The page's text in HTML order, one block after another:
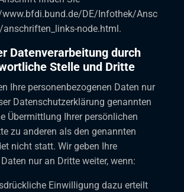
DE/Infothek/Ansc
node.html.
Datenverarbeitung durch
Stelle und Dritte
Ihre personenbezogenen Daten nur
Datenschutzerklärung genannten
Übermittlung Ihrer persönlichen
zu anderen als den genannten
nicht statt. Wir geben Ihre
nur an Dritte weiter, wenn:
Einwilligung dazu erteilt